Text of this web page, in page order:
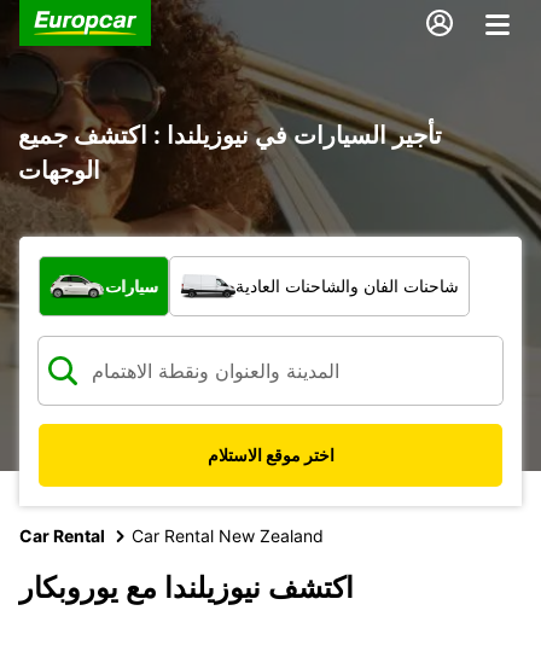
تأجير السيارات في نيوزيلندا : اكتشف جميع
الوجهات
ما نوع المركبة؟
سيارات شاحنات الفان والشاحنات العادية
اختر موقع الاستلام
Car Rental Car Rental New Zealand
اكتشف نيوزيلندا مع يوروبكار